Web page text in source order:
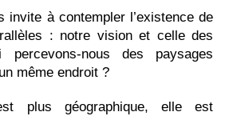
invite à contempler l’existence de
: notre vision et celle des
percevons-nous des paysages
même endroit ?
plus géographique, elle est